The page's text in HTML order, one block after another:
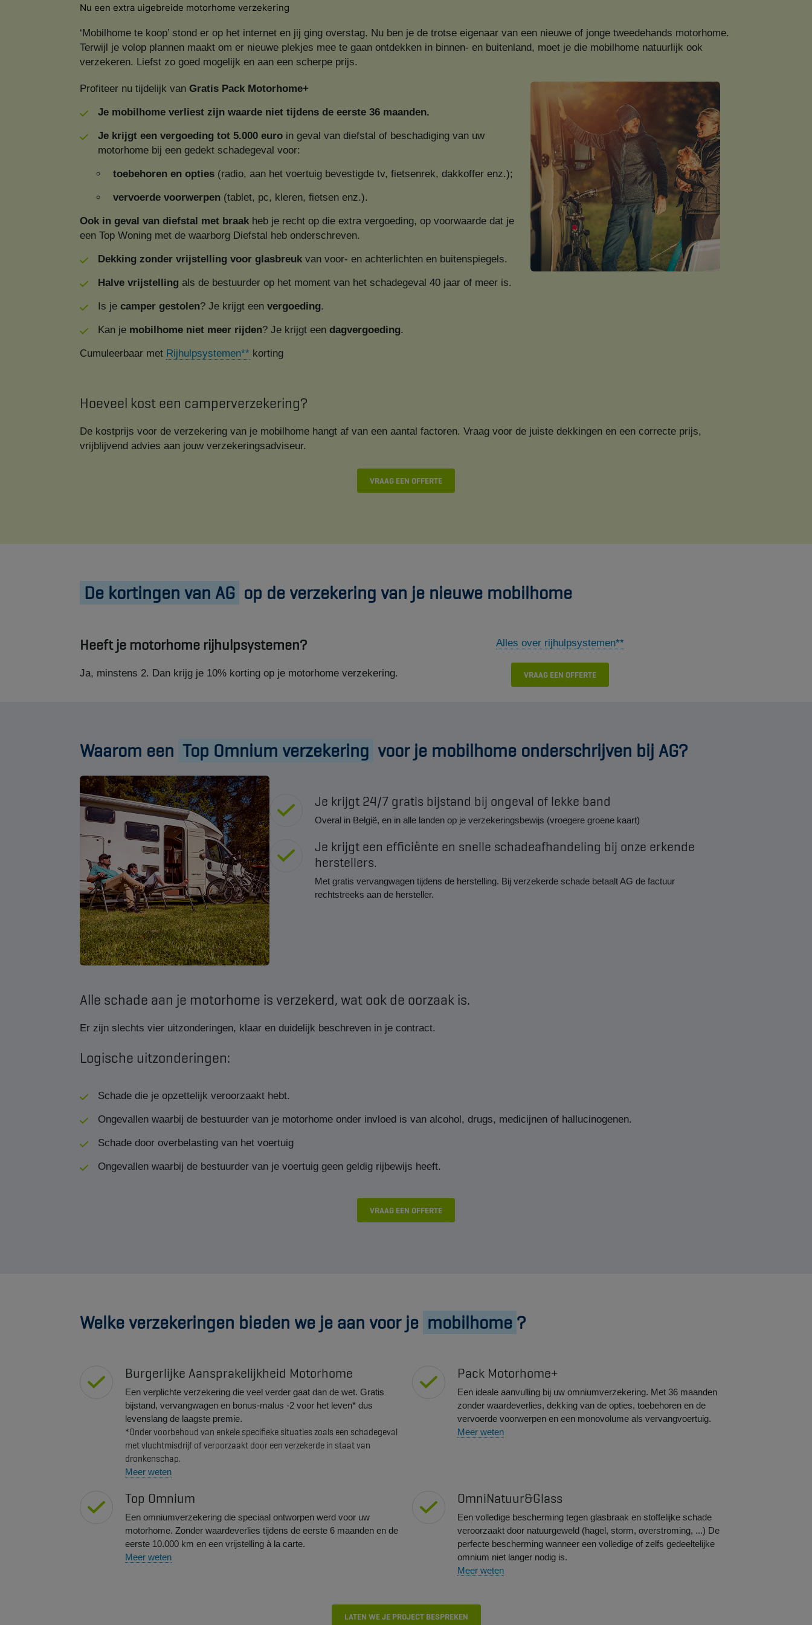
Nu een extra uigebreide motorhome verzekering
‘Mobilhome te koop’ stond er op het internet en jij ging overstag. Nu ben je de trotse eigenaar van een nieuwe of jonge tweedehands motorhome.
Terwijl je volop plannen maakt om er nieuwe plekjes mee te gaan ontdekken in binnen- en buitenland, moet je die mobilhome natuurlijk ook
verzekeren. Liefst zo goed mogelijk en aan een scherpe prijs.
Profiteer nu tijdelijk van Gratis​​ Pack Motorhome+
Je mobilhome verliest zijn waarde niet tijdens de eerste 36 maanden.
Je krijgt een vergoeding tot 5.000 euro in geval van diefstal of beschadiging van uw
motorhome bij een gedekt schadegeval voor:
toebehoren en opties (radio, aan het voertuig bevestigde tv, fietsenrek, dakkoffer enz.);
vervoerde voorwerpen (tablet, pc, kleren, fietsen enz.).
Ook in geval van diefstal met braak heb je recht op die extra vergoeding, op voorwaarde dat je
een Top Woning met de waarborg Diefstal heb onderschreven.
Dekking zonder vrijstelling voor glasbreuk van voor- en achterlichten en buitenspiegels.
Halve vrijstelling als de bestuurder op het moment van het schadegeval 40 jaar of meer is.
Is je camper gestolen? Je krijgt een vergoeding.
Kan je mobilhome niet meer rijden? Je krijgt een dagvergoeding.
Cumuleerbaar met Rijhulpsystemen**​​ korting
Hoeveel kost een camperverzekering?
De kostprijs voor de verzekering van je mobilhome hangt af van een aantal factoren. Vraag voor de juiste dekkingen en een correcte prijs,
vrijblijvend advies aan jouw verzekeringsadviseur.
​​​VRAAG EEN OFFERTE
De kortingen van AG op de verzekering van je nieuwe mobilhome
Heeft je motorhome rijhulpsystemen?
Ja, minstens 2. Dan krijg je 10% korting op je motorhome verzekering.
Alles over rijhulpsystemen**​​
VRAAG EEN OFFERTE
Waarom een Top Omnium verzekering voor je mobilhome onderschrijven bij AG?
Je krijgt 24/7 gratis bijstand bij ongeval of lekke band
Overal in België, en in alle landen op je verzekeringsbewijs (vroegere groene kaart)
Je krijgt een efficiënte en snelle schadeafhandeling bij onze erkende
herstellers.
Met gratis vervangwagen tijdens de herstelling. Bij verzekerde schade betaalt AG de factuur
rechtstreeks aan de hersteller.
Alle schade aan je motorhome is verzekerd, wat ook de oorzaak is.
Er zijn slechts vier uitzonderingen, klaar en duidelijk beschreven in je contract.
Logische uitzonderingen:
Schade die je opzettelijk veroorzaakt hebt.
Ongevallen waarbij de bestuurder van je motorhome onder invloed is van alcohol, drugs, medicijnen of hallucinogenen.
Schade door overbelasting van het voertuig
Ongevallen waarbij de bestuurder van je voertuig geen geldig rijbewijs heeft.
VRAAG EEN OFFERTE
Welke verzekeringen bieden we je aan voor je mobilhome ?
​​Burgerlijke Aansprakelijkheid Motorhome
Een verplichte verzekering die veel verder gaat dan de wet. Gratis
bijstand, vervangwagen en bonus-malus -2 voor het leven* dus
levenslang de laagste premie.
*Onder voorbehoud van enkele specifieke situaties zoals een schadegeval
met vluchtmisdrijf of veroorzaakt door een verzekerde in staat van
dronkenschap.
Meer weten
Pack Motorhome+
Een ideale aanvulling bij uw omniumverzekering. Met 36 maanden
zonder waardeverlies, dekking van de opties, toebehoren en de
vervoerde voorwerpen en een monovolume als vervangvoertuig.
Meer weten
Top Omnium
Een omniumverzekering die speciaal ontworpen werd voor uw
motorhome. Zonder waardeverlies tijdens de eerste 6 maanden en de
eerste 10.000 km en een vrijstelling à la carte.
Meer weten
OmniNatuur&Glass​​
Een volledige bescherming tegen glasbraak en stoffelijke schade
veroorzaakt door natuurgeweld (hagel, storm, overstroming, ...) De
perfecte bescherming wanneer een volledige of zelfs gedeeltelijke
omnium niet langer nodig is.
Meer weten
​​​LATEN WE JE PROJECT BESPREKEN